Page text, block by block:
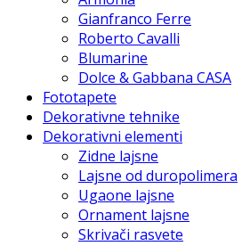
Gianfranco Ferre
Roberto Cavalli
Blumarine
Dolce & Gabbana CASA
Fototapete
Dekorativne tehnike
Dekorativni elementi
Zidne lajsne
Lajsne od duropolimera
Ugaone lajsne
Ornament lajsne
Skrivači rasvete